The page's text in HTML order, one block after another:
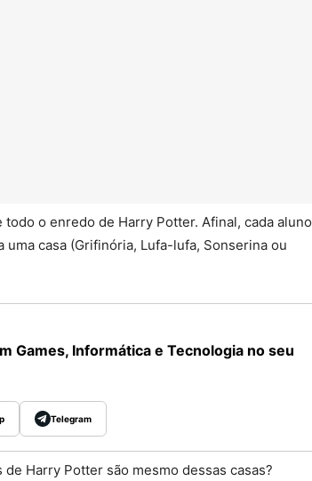
o enredo de Harry Potter. Afinal, cada aluno
casa (Grifinória, Lufa-lufa, Sonserina ou
Games, Informática e Tecnologia no seu
Telegram
Harry Potter são mesmo dessas casas?